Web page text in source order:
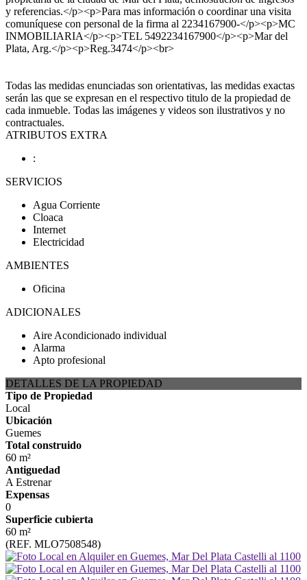
y referencias.</p><p>Para mas información o coordinar una visita
comuníquese con personal de la firma al 2234167900-</p><p>MC
INMOBILIARIA</p><p>TEL 5492234167900</p><p>Mar del
Plata, Arg.</p><p>Reg.3474</p><br>
Todas las medidas enunciadas son orientativas, las medidas exactas
serán las que se expresan en el respectivo titulo de la propiedad de
cada inmueble. Todas las imágenes y videos son ilustrativos y no
contractuales.
ATRIBUTOS EXTRA
:
SERVICIOS
Agua Corriente
Cloaca
Internet
Electricidad
AMBIENTES
Oficina
ADICIONALES
Aire Acondicionado individual
Alarma
Apto profesional
DETALLES DE LA PROPIEDAD
Tipo de Propiedad
Local
Ubicación
Guemes
Total construido
60 m²
Antiguedad
A Estrenar
Expensas
0
Superficie cubierta
60 m²
(REF. MLO7508548)